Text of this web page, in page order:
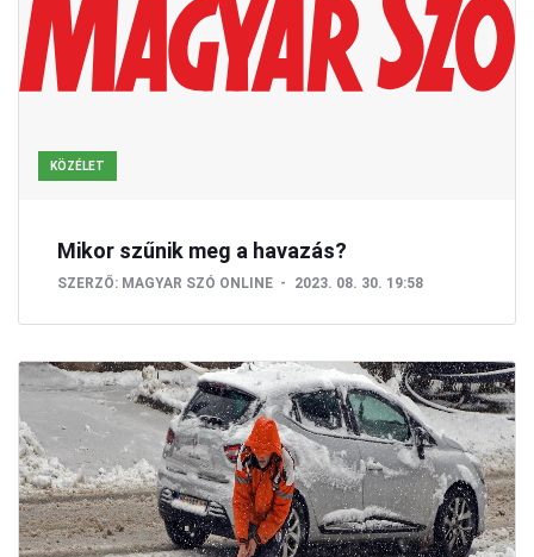
KÖZÉLET
Mikor szűnik meg a havazás?
SZERZŐ: MAGYAR SZÓ ONLINE 2023. 08. 30. 19:58